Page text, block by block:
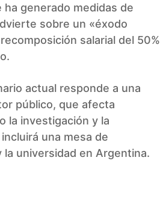
generado medidas de
sobre un «éxodo
salarial del 50%
actual responde a una
público, que afecta
la investigación y la
una mesa de
universidad en Argentina.